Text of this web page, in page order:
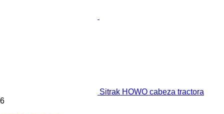
Sitrak HOWO cabeza tractora
6